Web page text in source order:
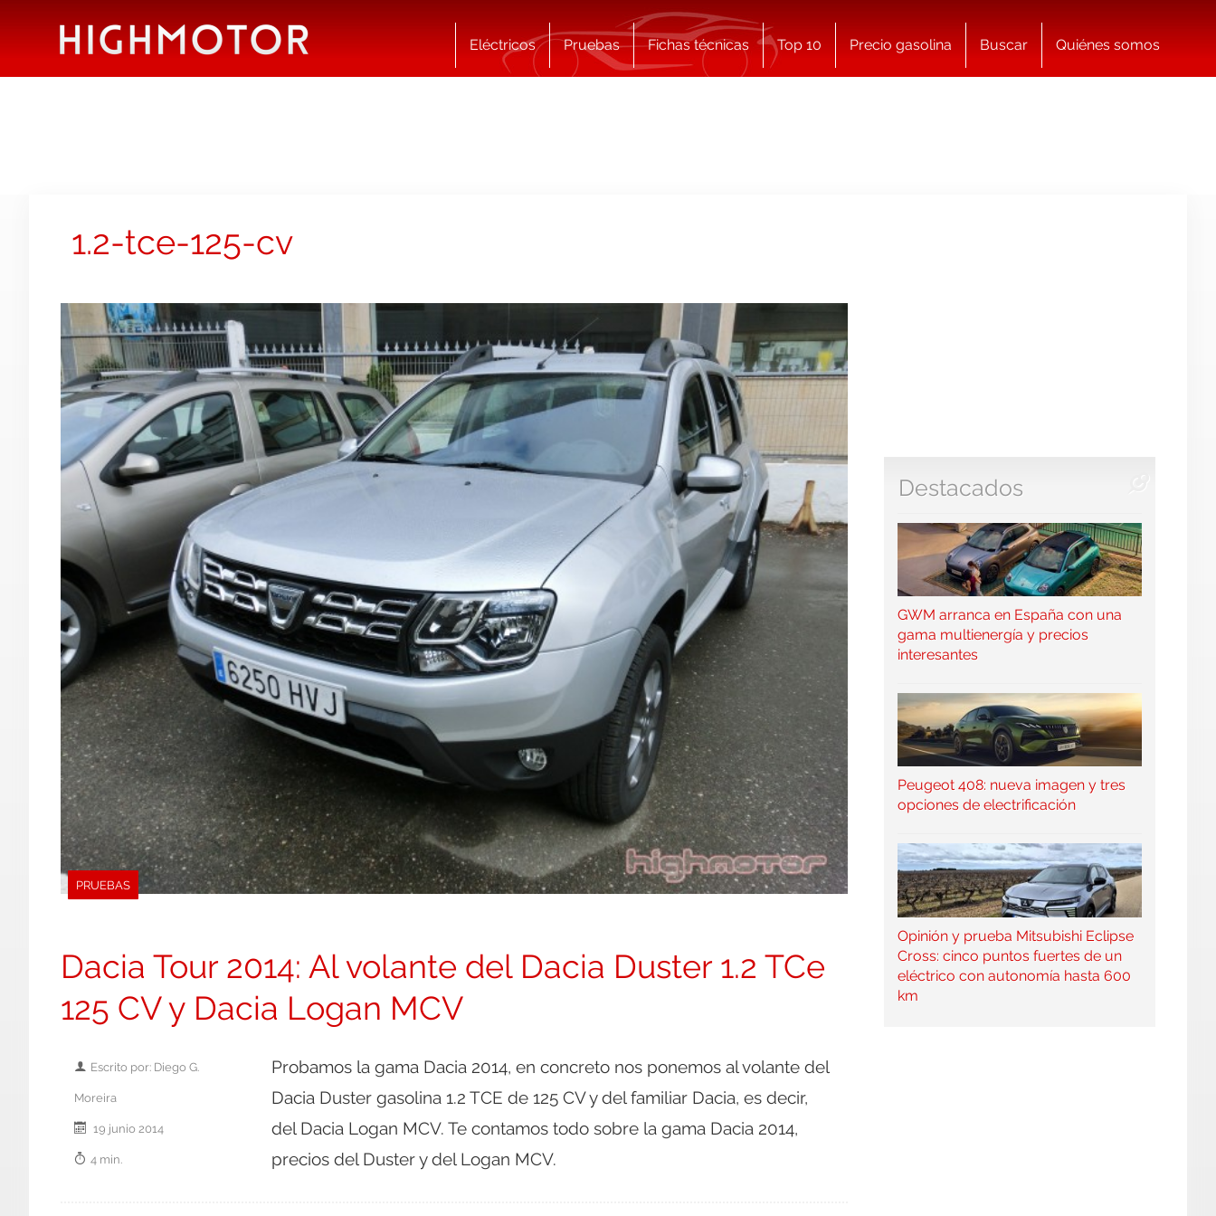
Eléctricos Pruebas Fichas técnicas Top 10 Precio gasolina Buscar Quiénes somos
1.2-tce-125-cv
PRUEBAS
Dacia Tour 2014: Al volante del Dacia Duster 1.2 TCe
125 CV y Dacia Logan MCV
Escrito por: Diego G.
Moreira
19 junio 2014
4 min.
Probamos la gama Dacia 2014, en concreto nos ponemos al volante del
Dacia Duster gasolina 1.2 TCE de 125 CV y del familiar Dacia, es decir,
del Dacia Logan MCV. Te contamos todo sobre la gama Dacia 2014,
precios del Duster y del Logan MCV.
Destacados
GWM arranca en España con una
gama multienergía y precios
interesantes
Peugeot 408: nueva imagen y tres
opciones de electrificación
Opinión y prueba Mitsubishi Eclipse
Cross: cinco puntos fuertes de un
eléctrico con autonomía hasta 600
km